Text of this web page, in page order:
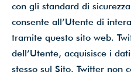
con gli standard di
consente all’Utente di
tramite questo sito web.
dell’Utente, acquisisce i
stesso sul Sito. Twitter non